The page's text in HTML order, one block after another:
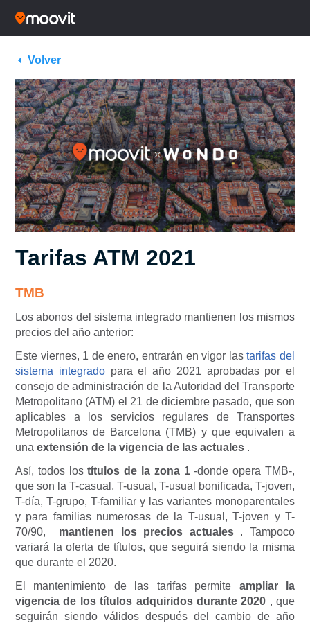
Volver
Tarifas ATM 2021
TMB
Los abonos del sistema integrado mantienen los mismos
precios del año anterior:
Este viernes, 1 de enero, entrarán en vigor lastarifas del
sistema integradopara el año 2021 aprobadas por el
consejo de administración de la Autoridad del Transporte
Metropolitano (ATM) el 21 de diciembre pasado, que son
aplicables a los servicios regulares de Transportes
Metropolitanos de Barcelona (TMB) y que equivalen a
una extensión de la vigencia de las actuales .
Así, todos lostítulos de la zona 1-donde opera TMB-,
que son la T-casual, T-usual, T-usual bonificada, T-joven,
T-día, T-grupo, T-familiar y las variantes monoparentales
y para familias numerosas de la T-usual, T-joven y T-
70/90, mantienen los precios actuales. Tampoco
variará la oferta de títulos, que seguirá siendo la misma
que durante el 2020.
El mantenimiento de las tarifas permite ampliar la
vigencia de los títulos adquiridos durante 2020 , que
seguirán siendo válidos después del cambio de año